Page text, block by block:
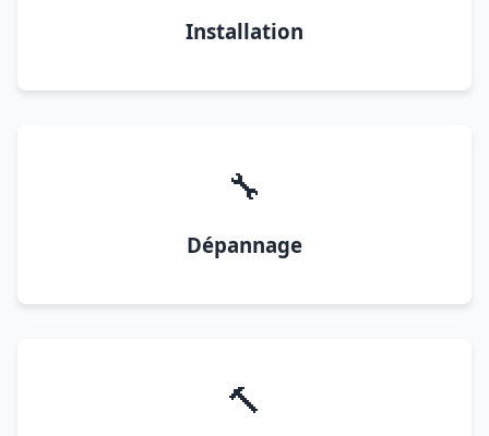
Installation
🔧
Dépannage
🔨